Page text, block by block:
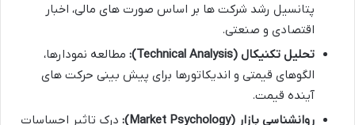
پتانسیل رشد شرکت ها بر اساس صورت های مالی، اخبار
اقتصادی و صنعتی.
تحلیل تکنیکال (Technical Analysis):
مطالعه نمودارها،
الگوهای قیمتی و اندیکاتورها برای پیش بینی حرکت های
آینده قیمت.
روانشناسی بازار (Market Psychology):
درک تاثیر احساسات